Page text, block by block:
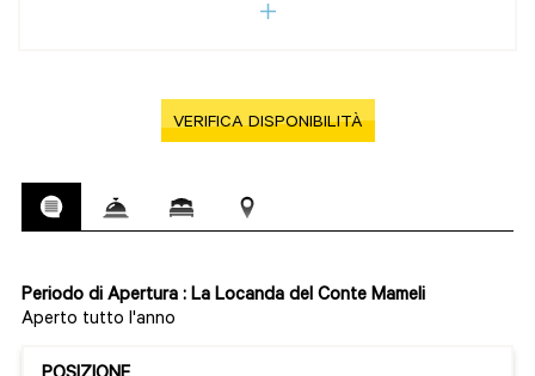
VERIFICA DISPONIBILITÀ
Periodo di Apertura : La Locanda del Conte Mameli
Aperto tutto l'anno